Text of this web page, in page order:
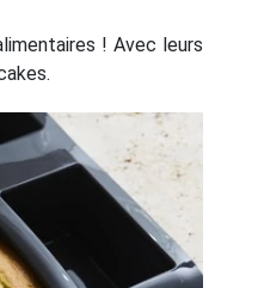
! Avec leurs